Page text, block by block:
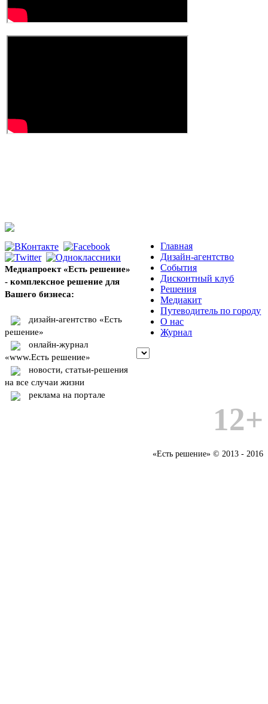
Медиапроект «Есть решение»
- комплексное решение для
Вашего бизнеса:
дизайн-агентство «Есть
решение»
онлайн-журнал
«www.Есть решение»
новости, статьи-решения
на все случаи жизни
реклама на портале
Главная
Дизайн-агентство
События
Дисконтный клуб
Решения
Медиакит
Путеводитель по городу
О нас
Журнал
12+
«Есть решение» © 2013 - 2016